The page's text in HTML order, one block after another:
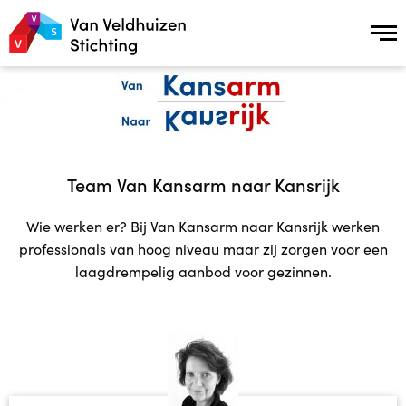
Van Kansarm naar Kansrijk
Onze aanpak
Ons 5 stappen model
Verhalen uit de praktijk
Team Van Kansarm naar Kansrijk
Wie werken er? Bij Van Kansarm naar Kansrijk werken
professionals van hoog niveau maar zij zorgen voor een
laagdrempelig aanbod voor gezinnen.